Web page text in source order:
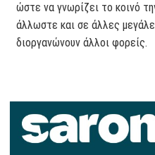
ώστε να γνωρίζει το κοινό
άλλωστε και σε άλλες
διοργανώνουν άλλοι φορείς.